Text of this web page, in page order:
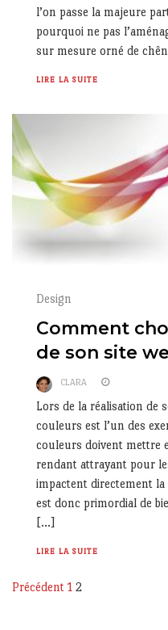
l’on passe la majeure
pourquoi ne pas
sur mesure orné de
LIRE LA SUITE
Design
Comment
de son site
CLARA
Lors de la réalisation de
couleurs est l’un des
couleurs doivent mettre
rendant attrayant pour
impactent directement
est donc primordial de
[…]
LIRE LA SUITE
Pagination
Précédent 1 2